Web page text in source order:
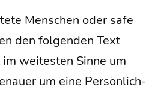
Men­schen oder safe
den fol­gen­den Text
wei­tes­ten Sin­ne um
um eine Per­sön­lich­